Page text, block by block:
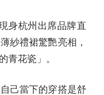
杭州出席品牌直
紗禮裙驚艷亮相，
青花瓷」。
己當下的穿搭是舒